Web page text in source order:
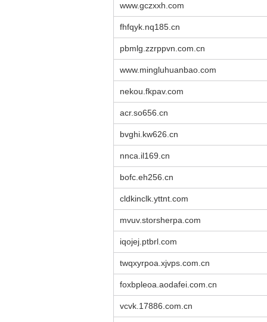
www.gczxxh.com
fhfqyk.nq185.cn
pbmlg.zzrppvn.com.cn
www.mingluhuanbao.com
nekou.fkpav.com
acr.so656.cn
bvghi.kw626.cn
nnca.il169.cn
bofc.eh256.cn
cldkinclk.yttnt.com
mvuv.storsherpa.com
iqojej.ptbrl.com
twqxyrpoa.xjvps.com.cn
foxbpleoa.aodafei.com.cn
vcvk.17886.com.cn